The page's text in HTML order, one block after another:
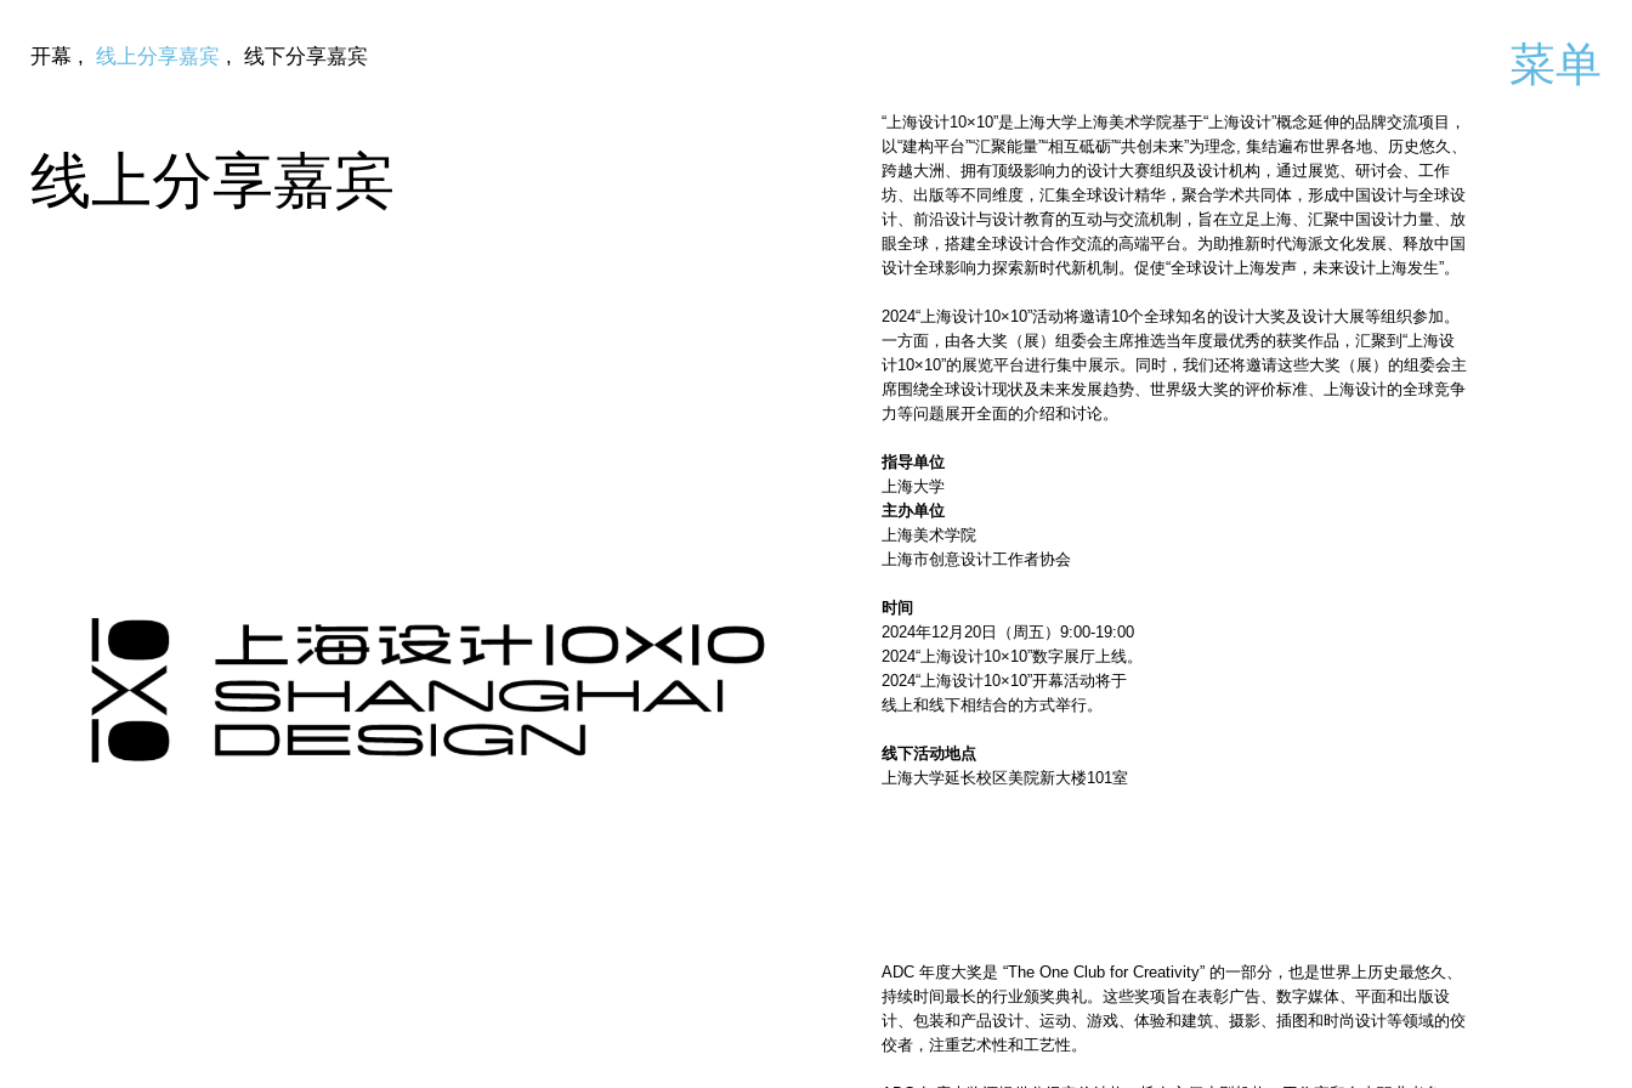
菜单
开幕 ,线上分享嘉宾 ,线下分享嘉宾
线上分享嘉宾
“上海设计10×10”是上海大学上海美术学院基于“上海设计”概念延伸的品牌交流项目，
以“建构平台”“汇聚能量”“相互砥砺”“共创未来”为理念, 集结遍布世界各地、历史悠久、
跨越大洲、拥有顶级影响力的设计大赛组织及设计机构，通过展览、研讨会、工作
坊、出版等不同维度，汇集全球设计精华，聚合学术共同体，形成中国设计与全球设
计、前沿设计与设计教育的互动与交流机制，旨在立足上海、汇聚中国设计力量、放
眼全球，搭建全球设计合作交流的高端平台。为助推新时代海派文化发展、释放中国
设计全球影响力探索新时代新机制。促使“全球设计上海发声，未来设计上海发生”。
2024“上海设计10×10”活动将邀请10个全球知名的设计大奖及设计大展等组织参加。
一方面，由各大奖（展）组委会主席推选当年度最优秀的获奖作品，汇聚到“上海设
计10×10”的展览平台进行集中展示。同时，我们还将邀请这些大奖（展）的组委会主
席围绕全球设计现状及未来发展趋势、世界级大奖的评价标准、上海设计的全球竞争
力等问题展开全面的介绍和讨论。
指导单位
上海大学
主办单位
上海美术学院
上海市创意设计工作者协会
时间
2024年12月20日（周五）9:00-19:00
2024“上海设计10×10”数字展厅上线。
2024“上海设计10×10”开幕活动将于
线上和线下相结合的方式举行。
线下活动地点
上海大学延长校区美院新大楼101室
ADC 年度大奖是 “The One Club for Creativity” 的一部分，也是世界上历史最悠久、
持续时间最长的行业颁奖典礼。这些奖项旨在表彰广告、数字媒体、平面和出版设
计、包装和产品设计、运动、游戏、体验和建筑、摄影、插图和时尚设计等领域的佼
佼者，注重艺术性和工艺性。